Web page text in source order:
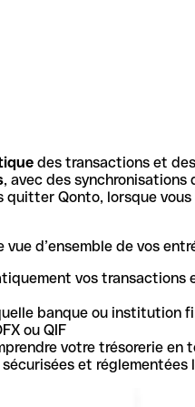
des transactions et
, avec des synchronisations
quitter Qonto, lorsque
d’ensemble de vos
vos transactions
banque ou institution
ou QIF
votre trésorerie en
et réglementées